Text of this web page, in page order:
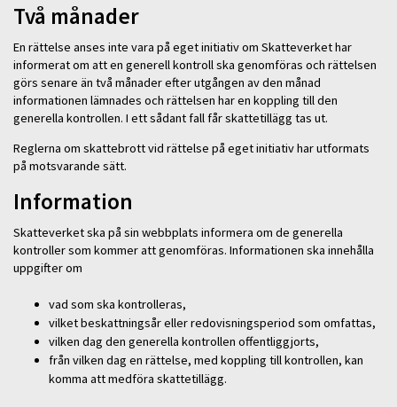
Två månader
En rättelse anses inte vara på eget initiativ om Skatteverket har
informerat om att en generell kontroll ska genomföras och rättelsen
görs senare än två månader efter utgången av den månad
informationen lämnades och rättelsen har en koppling till den
generella kontrollen. I ett sådant fall får skattetillägg tas ut.
Reglerna om skattebrott vid rättelse på eget initiativ har utformats
på motsvarande sätt.
Information
Skatteverket ska på sin webbplats informera om de generella
kontroller som kommer att genomföras. Informationen ska innehålla
uppgifter om
vad som ska kontrolleras,
vilket beskattningsår eller redovisningsperiod som omfattas,
vilken dag den generella kontrollen offentliggjorts,
från vilken dag en rättelse, med koppling till kontrollen, kan
komma att medföra skattetillägg.